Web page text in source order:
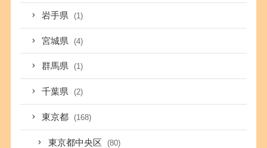
岩手県 (1)
宮城県 (4)
群馬県 (1)
千葉県 (2)
東京都 (168)
東京都中央区 (80)